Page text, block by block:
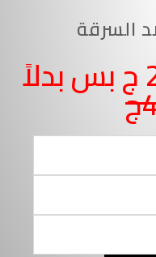
السرقة
متوفر بسعر 249 ج بس بدلاً